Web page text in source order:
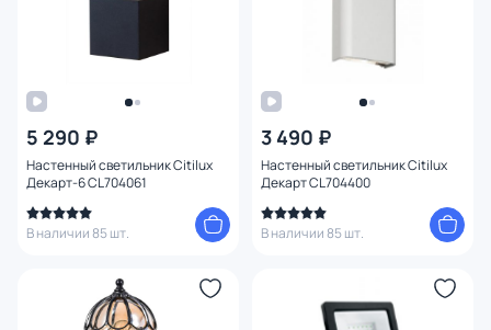
5 290 ₽
Настенный светильник Citilux
Декарт-6 CL704061
В наличии 85 шт.
3 490 ₽
Настенный светильник Citilux
Декарт CL704400
В наличии 85 шт.